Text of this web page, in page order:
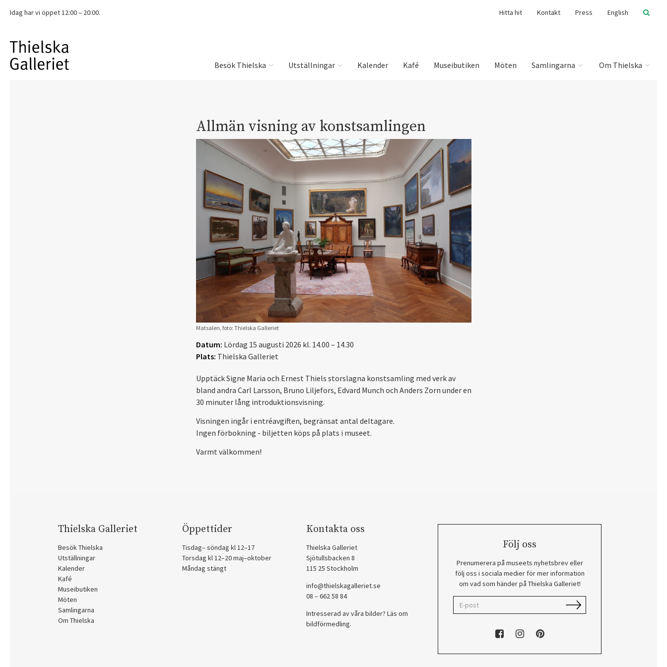
Idag har vi öppet 12:00 – 20:00. Hitta hit Kontakt Press English
Besök Thielska Utställningar Kalender Kafé Museibutiken Möten Samlingarna Om Thielska
Allmän visning av konstsamlingen
Matsalen, foto: Thielska Galleriet
Datum: Lördag 15 augusti 2026 kl. 14.00 – 14.30
Plats: Thielska Galleriet
Upptäck Signe Maria och Ernest Thiels storslagna konstsamling med verk av
bland andra Carl Larsson, Bruno Liljefors, Edvard Munch och Anders Zorn under en
30 minuter lång introduktionsvisning.
Visningen ingår i entréavgiften, begränsat antal deltagare.
Ingen förbokning - biljetten köps på plats i museet.
Varmt välkommen!
Thielska Galleriet
Besök Thielska
Utställningar
Kalender
Kafé
Museibutiken
Möten
Samlingarna
Om Thielska
Öppettider
Tisdag– söndag kl 12–17
Torsdag kl 12–20 maj–oktober
Måndag stängt
Kontakta oss
Thielska Galleriet
Sjötullsbacken 8
115 25 Stockholm
info@thielskagalleriet.se
08 – 662 58 84
Intresserad av våra bilder? Läs om
bildförmedling.
Följ oss
Prenumerera på museets nyhetsbrev eller
följ oss i sociala medier för mer information
om vad som händer på Thielska Galleriet!